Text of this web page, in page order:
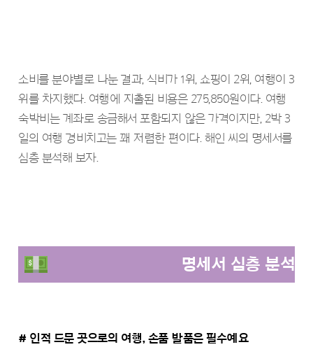
소비를 분야별로 나눈 결과, 식비가 1위, 쇼핑이 2위, 여행이 3
위를 차지했다. 여행에 지출된 비용은 275,850원이다. 여행
숙박비는 계좌로 송금해서 포함되지 않은 가격이지만, 2박 3
일의 여행 경비치고는 꽤 저렴한 편이다. 해인 씨의 명세서를
심층 분석해 보자.
명세서 심층 분석
# 인적 드문 곳으로의 여행, 손품 발품은 필수예요